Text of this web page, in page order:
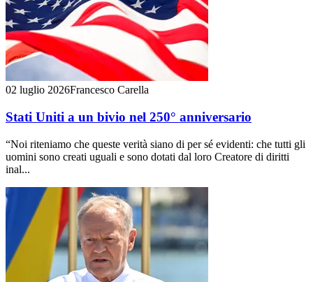
02 luglio 2026Francesco Carella
Stati Uniti a un bivio nel 250° anniversario
“Noi riteniamo che queste verità siano di per sé evidenti: che tutti gli
uomini sono creati uguali e sono dotati dal loro Creatore di diritti
inal...